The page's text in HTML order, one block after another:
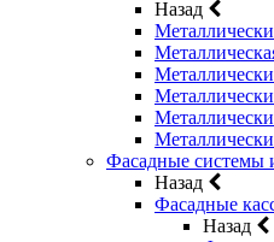
Назад
Фасадные системы
Назад
Фасадные
Назад